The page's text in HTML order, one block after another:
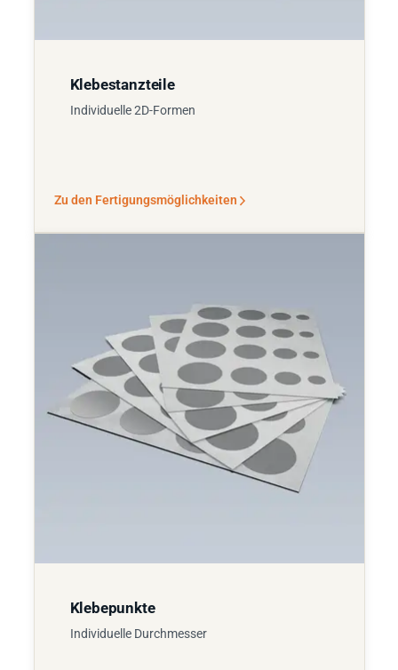
Klebestanzteile
Individuelle 2D-Formen
Zu den Fertigungsmöglichkeiten
Klebepunkte
Individuelle Durchmesser